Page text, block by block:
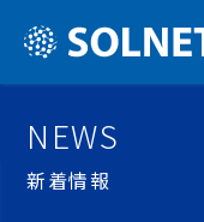
NEWS
新着情報